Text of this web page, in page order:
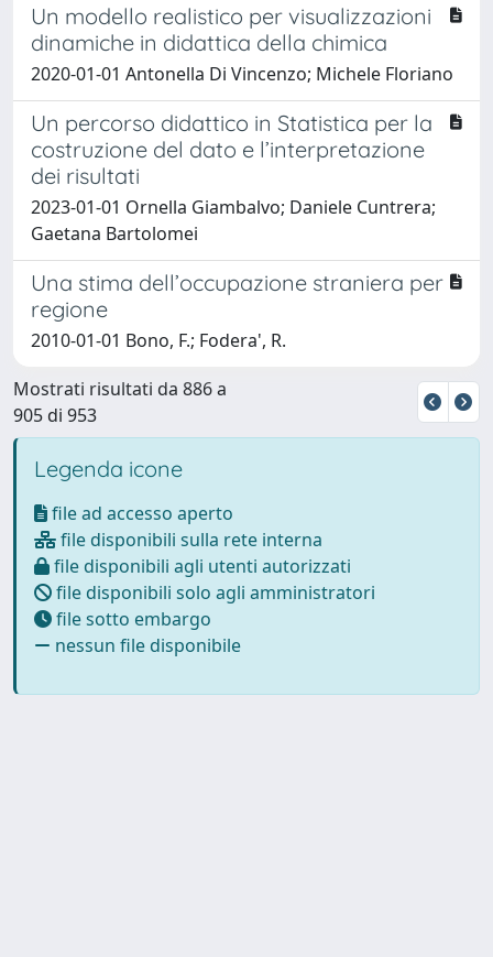
Un modello realistico per visualizzazioni
dinamiche in didattica della chimica
2020-01-01 Antonella Di Vincenzo; Michele Floriano
Un percorso didattico in Statistica per la
costruzione del dato e l’interpretazione
dei risultati
2023-01-01 Ornella Giambalvo; Daniele Cuntrera;
Gaetana Bartolomei
Una stima dell’occupazione straniera per
regione
2010-01-01 Bono, F.; Fodera', R.
Mostrati risultati da 886 a
905 di 953
Legenda icone
file ad accesso aperto
file disponibili sulla rete interna
file disponibili agli utenti autorizzati
file disponibili solo agli amministratori
file sotto embargo
nessun file disponibile